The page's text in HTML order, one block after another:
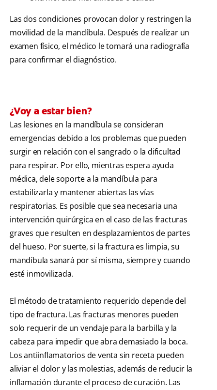
Las dos condiciones provocan dolor y restringen la
movilidad de la mandíbula. Después de realizar un
examen físico, el médico le tomará una radiografía
para confirmar el diagnóstico.
¿Voy a estar bien?
Las lesiones en la mandíbula se consideran
emergencias debido a los problemas que pueden
surgir en relación con el sangrado o la dificultad
para respirar. Por ello, mientras espera ayuda
médica, dele soporte a la mandíbula para
estabilizarla y mantener abiertas las vías
respiratorias. Es posible que sea necesaria una
intervención quirúrgica en el caso de las fracturas
graves que resulten en desplazamientos de partes
del hueso. Por suerte, si la fractura es limpia, su
mandíbula sanará por sí misma, siempre y cuando
esté inmovilizada.
El método de tratamiento requerido depende del
tipo de fractura. Las fracturas menores pueden
solo requerir de un vendaje para la barbilla y la
cabeza para impedir que abra demasiado la boca.
Los antiinflamatorios de venta sin receta pueden
aliviar el dolor y las molestias, además de reducir la
inflamación durante el proceso de curación. Las